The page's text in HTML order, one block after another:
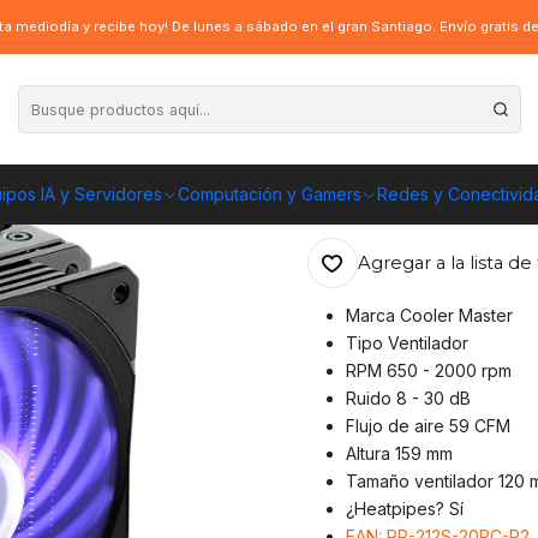
IA y Servidores Computación y Gamers Redes y
mediodía y recibe hoy! De lunes a sábado en el gran Santiago. Envío gratis
Master Hyper 212 RGB, Intel/AMD, RGB, Black
Disipador
RGB, Black
ENVÍO GRATIS A
Agregar a la lista de
Marca Cooler Master
Tipo Ventilador
RPM 650 - 2000 rpm
Ruido 8 - 30 dB
Flujo de aire 59 CFM
Altura 159 mm
Tamaño ventilador 120
¿Heatpipes? Sí